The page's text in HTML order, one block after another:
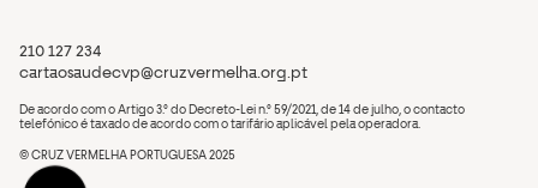
210 127 234
cartaosaudecvp@cruzvermelha.org.pt
De acordo com o Artigo 3.º do Decreto-Lei n.º 59/2021, de 14 de julho, o contacto
telefónico é taxado de acordo com o tarifário aplicável pela operadora.
© CRUZ VERMELHA PORTUGUESA 2025